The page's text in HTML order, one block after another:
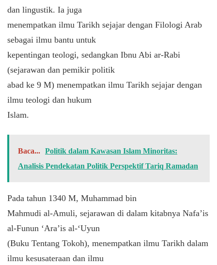
dan lingustik. Ia juga
menempatkan ilmu Tarikh sejajar dengan Filologi Arab
sebagai ilmu bantu untuk
kepentingan teologi, sedangkan Ibnu Abi ar-Rabi
(sejarawan dan pemikir politik
abad ke 9 M) menempatkan ilmu Tarikh sejajar dengan
ilmu teologi dan hukum
Islam.
Baca... Politik dalam Kawasan Islam Minoritas:
Analisis Pendekatan Politik Perspektif Tariq Ramadan
Pada tahun 1340 M, Muhammad bin
Mahmudi al-Amuli, sejarawan di dalam kitabnya Nafa’is
al-Funun ‘Ara’is al-‘Uyun
(Buku Tentang Tokoh), menempatkan ilmu Tarikh dalam
ilmu kesusateraan dan ilmu